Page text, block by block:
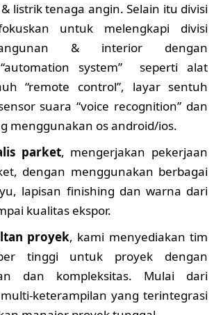
listrik tenaga angin. Selain itu divisi
untuk melengkapi divisi
& interior dengan
system” seperti alat
“remote control”, layar sentuh
suara “voice recognition” dan
menggunakan os android/ios.
parket, mengerjakan pekerjaan
dengan menggunakan berbagai
lapisan finishing dan warna dari
kualitas ekspor.
proyek, kami menyediakan tim
tinggi untuk proyek dengan
dan kompleksitas. Mulai dari
keterampilan yang terintegrasi